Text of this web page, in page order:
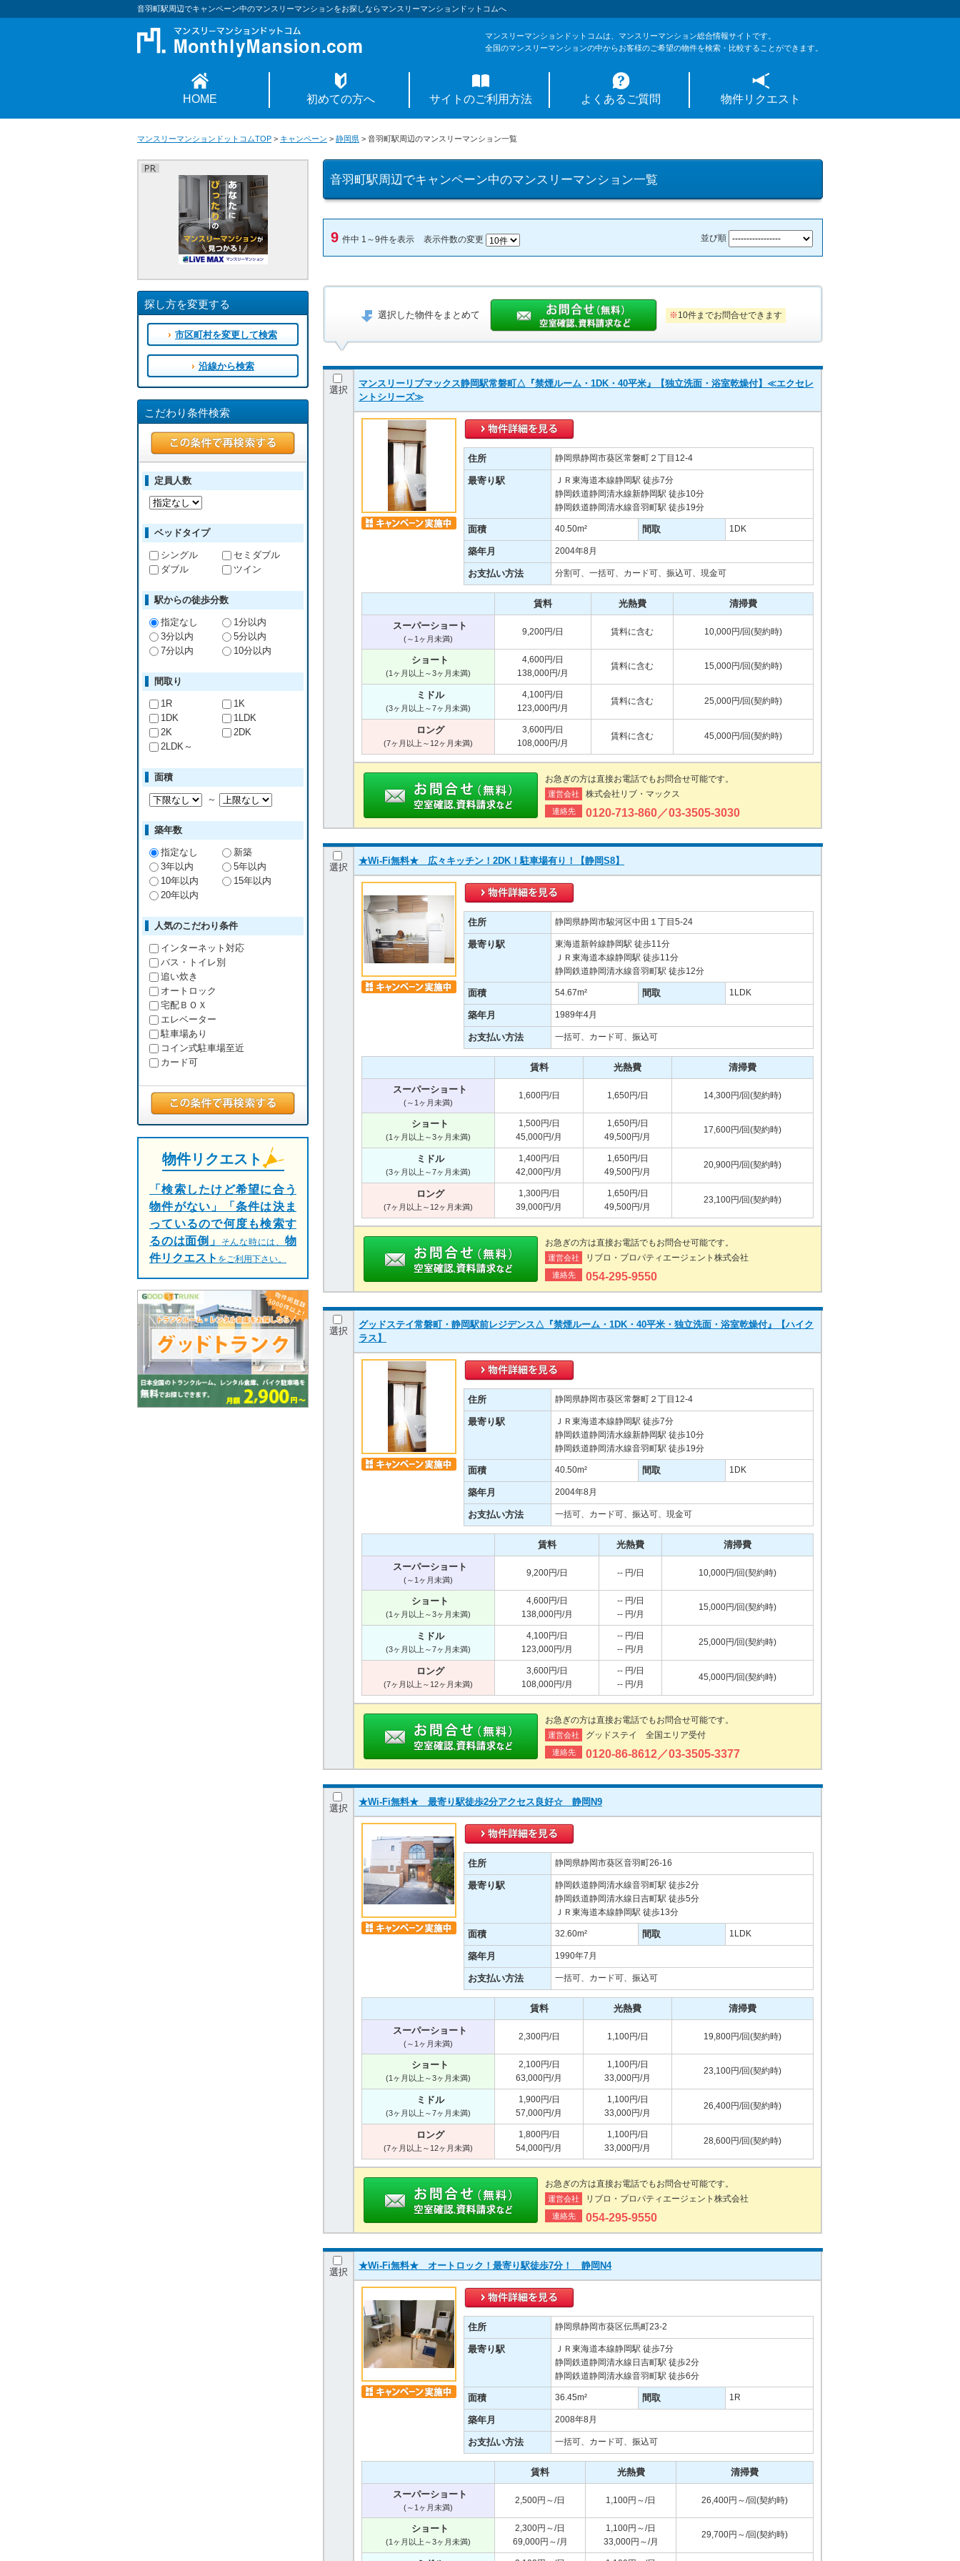
音羽町駅周辺でキャンペーン中のマンスリーマンションをお探しならマンスリーマンションドットコムへ
マンスリーマンションドットコムは、マンスリーマンション総合情報サイトです。
全国のマンスリーマンションの中からお客様のご希望の物件を検索・比較することができます。
HOME 初めての方へ サイトのご利用方法 よくあるご質問 物件リクエスト
マンスリーマンションドットコムTOP > キャンペーン > 静岡県 > 音羽町駅周辺のマンスリーマンション一覧
音羽町駅周辺でキャンペーン中のマンスリーマンション一覧
9 件中 1～9件を表示 表示件数の変更 並び順
選択した物件をまとめて ※10件までお問合せできます
選択
マンスリーリブマックス静岡駅常磐町△『禁煙ルーム・1DK・40平米』【独立洗面・浴室乾燥付】≪エクセレ
ントシリーズ≫
住所 静岡県静岡市葵区常磐町２丁目12-4
最寄り駅
ＪＲ東海道本線静岡駅 徒歩7分
静岡鉄道静岡清水線新静岡駅 徒歩10分
静岡鉄道静岡清水線音羽町駅 徒歩19分
面積 40.50m² 間取 1DK
築年月 2004年8月
お支払い方法 分割可、一括可、カード可、振込可、現金可
賃料 光熱費 清掃費
スーパーショート
(～1ヶ月未満)
9,200円/日 賃料に含む 10,000円/回(契約時)
ショート
(1ヶ月以上～3ヶ月未満)
4,600円/日
138,000円/月
賃料に含む 15,000円/回(契約時)
ミドル
(3ヶ月以上～7ヶ月未満)
4,100円/日
123,000円/月
賃料に含む 25,000円/回(契約時)
ロング
(7ヶ月以上～12ヶ月未満)
3,600円/日
108,000円/月
賃料に含む 45,000円/回(契約時)
お急ぎの方は直接お電話でもお問合せ可能です。
運営会社 株式会社リブ・マックス
連絡先 0120-713-860／03-3505-3030
選択
★Wi-Fi無料★ 広々キッチン！2DK！駐車場有り！【静岡S8】
住所 静岡県静岡市駿河区中田１丁目5-24
最寄り駅
東海道新幹線静岡駅 徒歩11分
ＪＲ東海道本線静岡駅 徒歩11分
静岡鉄道静岡清水線音羽町駅 徒歩12分
面積 54.67m² 間取 1LDK
築年月 1989年4月
お支払い方法 一括可、カード可、振込可
賃料 光熱費 清掃費
スーパーショート
(～1ヶ月未満)
1,600円/日 1,650円/日 14,300円/回(契約時)
ショート
(1ヶ月以上～3ヶ月未満)
1,500円/日
45,000円/月
1,650円/日
49,500円/月
17,600円/回(契約時)
ミドル
(3ヶ月以上～7ヶ月未満)
1,400円/日
42,000円/月
1,650円/日
49,500円/月
20,900円/回(契約時)
ロング
(7ヶ月以上～12ヶ月未満)
1,300円/日
39,000円/月
1,650円/日
49,500円/月
23,100円/回(契約時)
お急ぎの方は直接お電話でもお問合せ可能です。
運営会社 リブロ・プロパティエージェント株式会社
連絡先 054-295-9550
選択
グッドステイ常磐町・静岡駅前レジデンス△『禁煙ルーム・1DK・40平米・独立洗面・浴室乾燥付』【ハイク
ラス】
住所 静岡県静岡市葵区常磐町２丁目12-4
最寄り駅
ＪＲ東海道本線静岡駅 徒歩7分
静岡鉄道静岡清水線新静岡駅 徒歩10分
静岡鉄道静岡清水線音羽町駅 徒歩19分
面積 40.50m² 間取 1DK
築年月 2004年8月
お支払い方法 一括可、カード可、振込可、現金可
賃料 光熱費 清掃費
スーパーショート
(～1ヶ月未満)
9,200円/日 -- 円/日 10,000円/回(契約時)
ショート
(1ヶ月以上～3ヶ月未満)
4,600円/日
138,000円/月
-- 円/日
-- 円/月
15,000円/回(契約時)
ミドル
(3ヶ月以上～7ヶ月未満)
4,100円/日
123,000円/月
-- 円/日
-- 円/月
25,000円/回(契約時)
ロング
(7ヶ月以上～12ヶ月未満)
3,600円/日
108,000円/月
-- 円/日
-- 円/月
45,000円/回(契約時)
お急ぎの方は直接お電話でもお問合せ可能です。
運営会社 グッドステイ 全国エリア受付
連絡先 0120-86-8612／03-3505-3377
選択
★Wi-Fi無料★ 最寄り駅徒歩2分アクセス良好☆ 静岡N9
住所 静岡県静岡市葵区音羽町26-16
最寄り駅
静岡鉄道静岡清水線音羽町駅 徒歩2分
静岡鉄道静岡清水線日吉町駅 徒歩5分
ＪＲ東海道本線静岡駅 徒歩13分
面積 32.60m² 間取 1LDK
築年月 1990年7月
お支払い方法 一括可、カード可、振込可
賃料 光熱費 清掃費
スーパーショート
(～1ヶ月未満)
2,300円/日 1,100円/日 19,800円/回(契約時)
ショート
(1ヶ月以上～3ヶ月未満)
2,100円/日
63,000円/月
1,100円/日
33,000円/月
23,100円/回(契約時)
ミドル
(3ヶ月以上～7ヶ月未満)
1,900円/日
57,000円/月
1,100円/日
33,000円/月
26,400円/回(契約時)
ロング
(7ヶ月以上～12ヶ月未満)
1,800円/日
54,000円/月
1,100円/日
33,000円/月
28,600円/回(契約時)
お急ぎの方は直接お電話でもお問合せ可能です。
運営会社 リブロ・プロパティエージェント株式会社
連絡先 054-295-9550
選択
★Wi-Fi無料★ オートロック！最寄り駅徒歩7分！ 静岡N4
住所 静岡県静岡市葵区伝馬町23-2
最寄り駅
ＪＲ東海道本線静岡駅 徒歩7分
静岡鉄道静岡清水線日吉町駅 徒歩2分
静岡鉄道静岡清水線音羽町駅 徒歩6分
面積 36.45m² 間取 1R
築年月 2008年8月
お支払い方法 一括可、カード可、振込可
賃料 光熱費 清掃費
スーパーショート
(～1ヶ月未満)
2,500円～/日 1,100円～/日 26,400円～/回(契約時)
ショート
(1ヶ月以上～3ヶ月未満)
2,300円～/日
69,000円～/月
1,100円～/日
33,000円～/月
29,700円～/回(契約時)
探し方を変更する
市区町村を変更して検索
沿線から検索
こだわり条件検索
定員人数
ベッドタイプ
シングル
セミダブル
ダブル
ツイン
駅からの徒歩分数
指定なし
1分以内
3分以内
5分以内
7分以内
10分以内
間取り
1R
1K
1DK
1LDK
2K
2DK
2LDK～
面積
～
築年数
指定なし
新築
3年以内
5年以内
10年以内
15年以内
20年以内
人気のこだわり条件
インターネット対応
バス・トイレ別
追い炊き
オートロック
宅配ＢＯＸ
エレベーター
駐車場あり
コイン式駐車場至近
カード可
物件リクエスト
「検索したけど希望に合う
物件がない」「条件は決ま
っているので何度も検索す
るのは面倒」
そんな時には、物
件リクエスト をご利用下さい。